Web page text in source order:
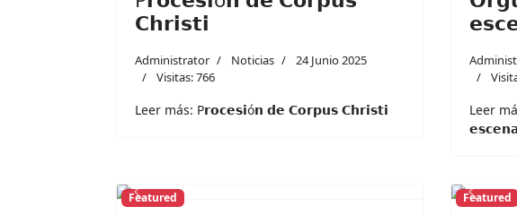
𝗖𝗵𝗿𝗶𝘀𝘁𝗶
Administrator Noticias
24 Junio 2025
Visitas: 766
Leer más: P𝗿𝗼𝗰𝗲𝘀𝗶ó𝗻 𝗱𝗲 𝗖𝗼𝗿𝗽𝘂𝘀 𝗖𝗵𝗿𝗶𝘀𝘁𝗶
Leer
Previous
Featured Featured